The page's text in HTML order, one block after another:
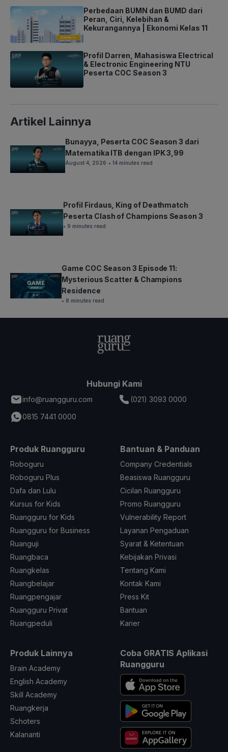
Perbedaan BUMN dan BUMD dari
Peran, Ciri, Kelebihan &
Kekurangannya | Ekonomi Kelas 11
Profil Darren, Mahasiswa Electrical
& Electronic Engineering NTU
Peserta COC Season 3
Artikel Lainnya
Bunayya, Peserta COC Season 3 dari
Matematika ITB dengan IPK 3,99
August 4, 2026 • 14 minutes read
Profil Firdaus, King of Deathmatch
Peserta Clash of Champions Season 3
• 9 minutes read
Game COC Season 3 Episode 11:
Mysterious Scatter & Champions
Residence
• 8 minutes read
Hubungi Kami
info@ruangguru.com
(021) 3093 0000
0815 7441 0000
Produk Ruangguru
Roboguru
Roboguru Plus
Dafa dan Lulu
Kursus for Kids
Ruangguru for Kids
Ruangguru for Business
Ruanguji
Ruangbaca
Ruangkelas
Ruangbelajar
Ruangpengajar
Ruangguru Privat
Ruangpeduli
Bantuan & Panduan
Company Credentials
Beasiswa Ruangguru
Cicilan Ruangguru
Promo Ruangguru
Vulnerability Report
Layanan Pengaduan
Syarat & Ketentuan
Kebijakan Privasi
Tentang Kami
Kontak Kami
Press Kit
Bantuan
Karier
Produk Lainnya
Brain Academy
English Academy
Skill Academy
Ruangkerja
Schoters
Kalananti
Coba GRATIS Aplikasi
Ruangguru